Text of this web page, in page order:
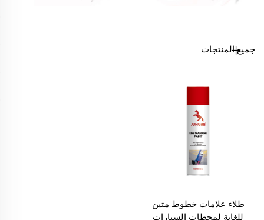
جميع المنتجات
طلاء علامات خطوط متين
للغاية لمحطات السيارات